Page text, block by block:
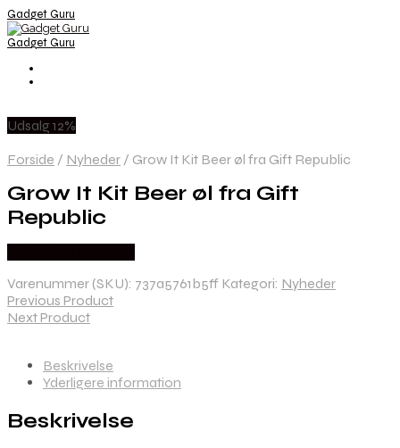
Gadget Guru
Gadget Guru
Udsalg 12%
Forside / Nyheder / Grow It Kit Beer øl fra Gift Republic
Grow It Kit Beer øl fra Gift
Republic
Varenummer (SKU): 737a5761b5ff Kategori: Nyheder
Previous Product
Next Product
Beskrivelse
Yderligere information
Beskrivelse